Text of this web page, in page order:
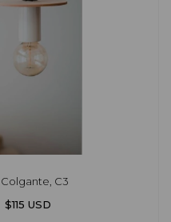
C3
$115 USD